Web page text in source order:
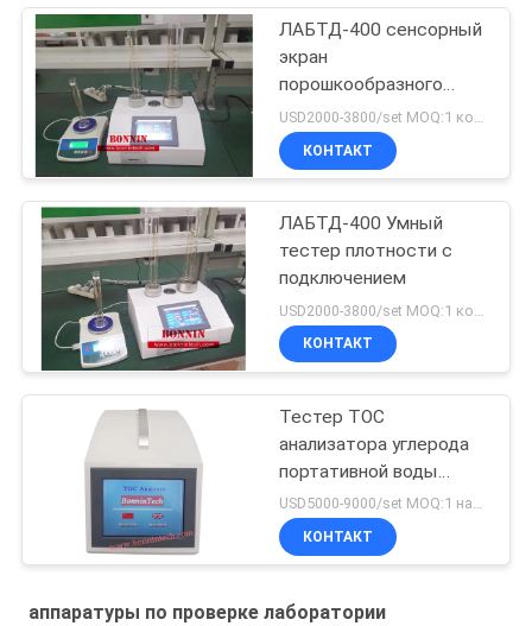
ЛАБТД-400 сенсорный
экран
порошкообразного
теста плотности
КОНТАКТ
ЛАБТД-400 Умный
тестер плотности с
подключением
КОНТАКТ
Тестер TOC
анализатора углерода
портативной воды
впрыски TA-2.0 онлайн
автономный полный
органический
USD5000-9000/set MOQ:1 набор
КОНТАКТ
аппаратуры по проверке лаборатории